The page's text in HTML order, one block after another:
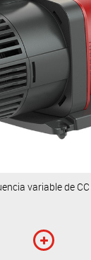
variable de CC